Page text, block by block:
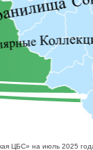
ЦБС» на июль 2025